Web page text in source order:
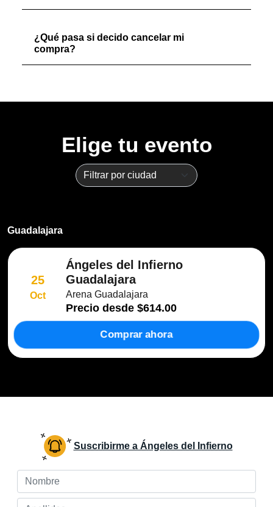
¿Qué pasa si decido cancelar mi
compra?
Elige tu evento
Guadalajara
25
Oct
Ángeles del Infierno
Guadalajara
Arena Guadalajara
Precio desde $614.00
Comprar ahora
Suscribirme a Ángeles del Infierno